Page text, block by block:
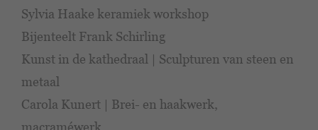
Sylvia Haake keramiek workshop
Bijenteelt Frank Schirling
Kunst in de kathedraal | Sculpturen van steen en
metaal
Carola Kunert | Brei- en haakwerk,